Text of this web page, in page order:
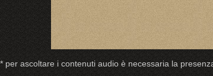
* per ascoltare i contenuti audio è necessaria la